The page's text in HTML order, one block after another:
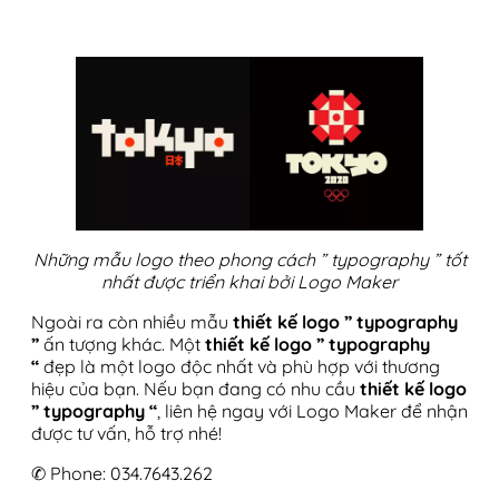
Những mẫu logo theo phong cách ” typography ” tốt
nhất được triển khai bởi Logo Maker
Ngoài ra còn nhiều mẫu thiết kế logo ” typography
” ấn tượng khác. Một thiết kế logo ” typography
“ đẹp là một logo độc nhất và phù hợp với thương
hiệu của bạn. Nếu bạn đang có nhu cầu thiết kế logo
” typography “ , liên hệ ngay với Logo Maker để nhận
được tư vấn, hỗ trợ nhé!
✆ Phone: 034.7643.262